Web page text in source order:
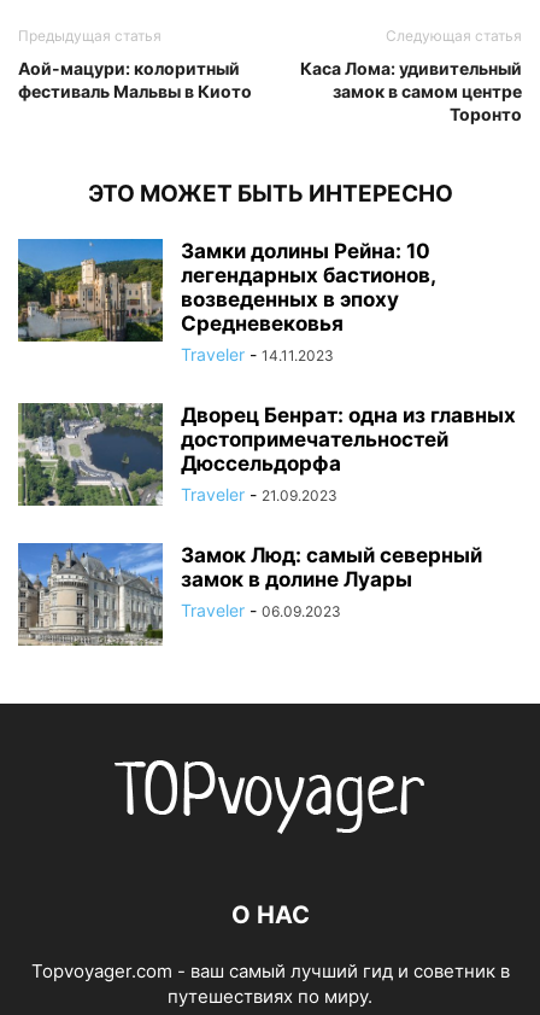
Предыдущая статья
Аой-мацури: колоритный
фестиваль Мальвы в Киото
Следующая статья
Каса Лома: удивительный
замок в самом центре
Торонто
ЭТО МОЖЕТ БЫТЬ ИНТЕРЕСНО
Замки долины Рейна: 10
легендарных бастионов,
возведенных в эпоху
Средневековья
Traveler - 14.11.2023
Дворец Бенрат: одна из главных
достопримечательностей
Дюссельдорфа
Traveler - 21.09.2023
Замок Люд: самый северный
замок в долине Луары
Traveler - 06.09.2023
О НАС
Topvoyager.com - ваш самый лучший гид и советник в
путешествиях по миру.